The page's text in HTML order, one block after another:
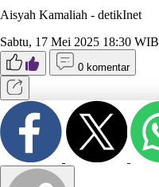
Aisyah Kamaliah - detikInet
Sabtu, 17 Mei 2025 18:30 WIB
0 komentar